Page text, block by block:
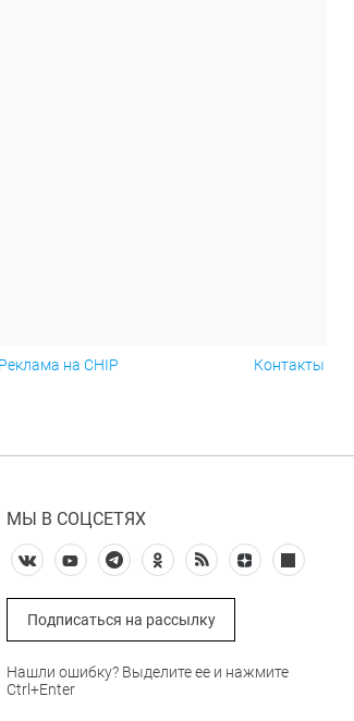
Реклама на CHIP Контакты
МЫ В СОЦСЕТЯХ
Подписаться на рассылку
Нашли ошибку? Выделите ее и нажмите
Ctrl+Enter